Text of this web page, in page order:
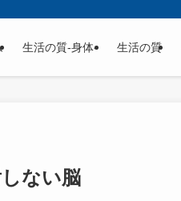
生活の質-身体- 生活の質
ない脳